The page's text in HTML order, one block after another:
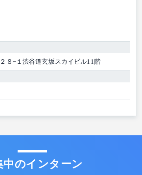
８−１渋谷道玄坂スカイビル11階
中のインターン